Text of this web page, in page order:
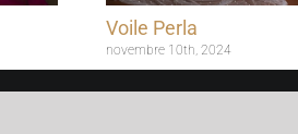
Voile Perla
novembre 10th, 2024